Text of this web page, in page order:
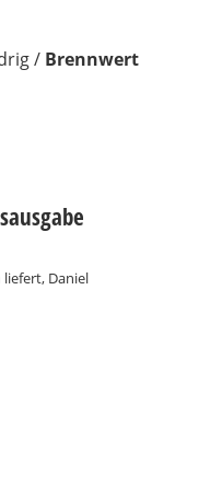
/ Brennwert